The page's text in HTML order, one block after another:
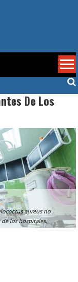
De Los
aureus no
los hospitales.